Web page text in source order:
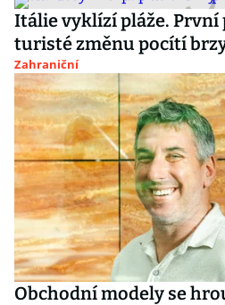
Itálie vyklízí pláže. První
turisté změnu pocítí
Zahraniční
Obchodní modely se